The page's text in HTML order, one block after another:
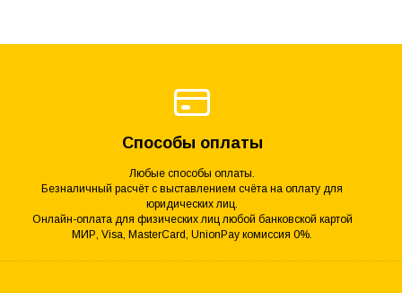
Способы оплаты
Любые способы оплаты.
Безналичный расчёт с выставлением счёта на оплату для
юридических лиц.
Онлайн-оплата для физических лиц любой банковской картой
МИР, Visa, MasterCard, UnionPay комиссия 0%.